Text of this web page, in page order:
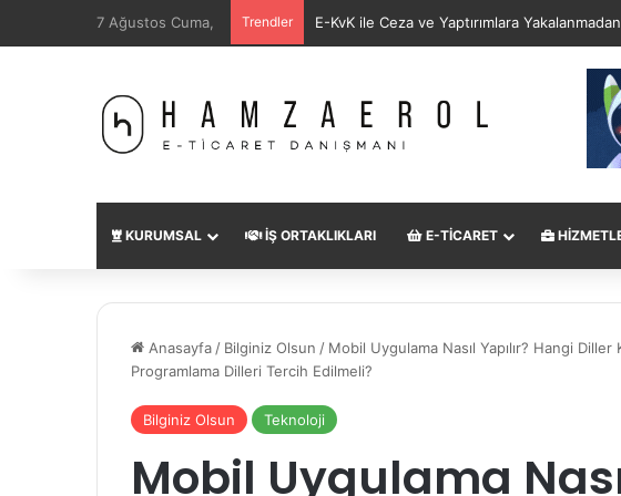
7 Ağustos Cuma, Trendler SEO Uzmanı Nedir?
KURUMSAL İŞ ORTAKLIKLARI E-TICARET
Anasayfa / Bilginiz Olsun / Mobil Uygulama Nasıl Yapılır? Hangi
Programlama Dilleri Tercih Edilmeli?
Bilginiz Olsun Teknoloji
Mobil Uygulama